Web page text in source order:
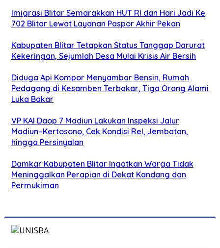
Imigrasi Blitar Semarakkan HUT RI dan Hari Jadi Ke
702 Blitar Lewat Layanan Paspor Akhir Pekan
Kabupaten Blitar Tetapkan Status Tanggap Darurat
Kekeringan, Sejumlah Desa Mulai Krisis Air Bersih
Diduga Api Kompor Menyambar Bensin, Rumah
Pedagang di Kesamben Terbakar, Tiga Orang Alami
Luka Bakar
VP KAI Daop 7 Madiun Lakukan Inspeksi Jalur
Madiun–Kertosono, Cek Kondisi Rel, Jembatan,
hingga Persinyalan
Damkar Kabupaten Blitar Ingatkan Warga Tidak
Meninggalkan Perapian di Dekat Kandang dan
Permukiman